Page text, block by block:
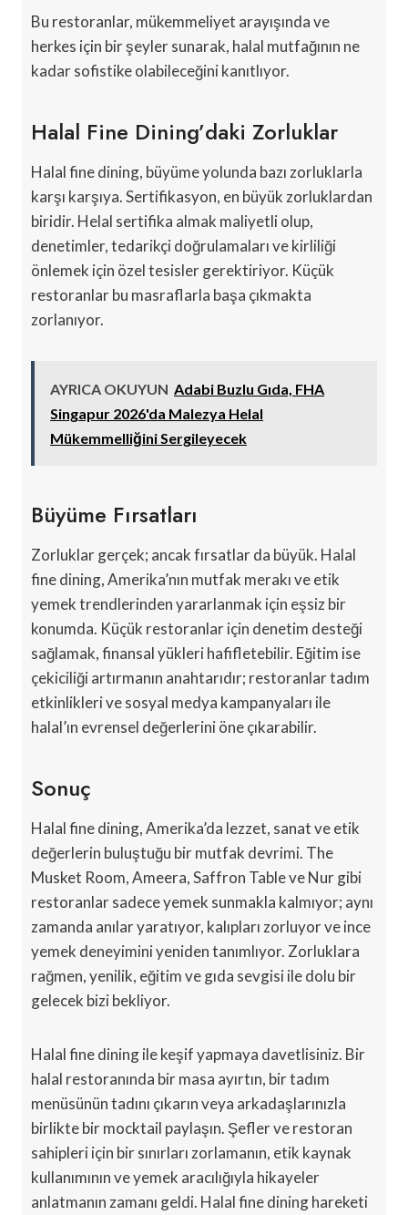
Bu restoranlar, mükemmeliyet arayışında ve
herkes için bir şeyler sunarak, halal mutfağının ne
kadar sofistike olabileceğini kanıtlıyor.
Halal Fine Dining’daki Zorluklar
Halal fine dining, büyüme yolunda bazı zorluklarla
karşı karşıya. Sertifikasyon, en büyük zorluklardan
biridir. Helal sertifika almak maliyetli olup,
denetimler, tedarikçi doğrulamaları ve kirliliği
önlemek için özel tesisler gerektiriyor. Küçük
restoranlar bu masraflarla başa çıkmakta
zorlanıyor.
AYRICA OKUYUN Adabi Buzlu Gıda, FHA
Singapur 2026'da Malezya Helal
Mükemmelliğini Sergileyecek
Büyüme Fırsatları
Zorluklar gerçek; ancak fırsatlar da büyük. Halal
fine dining, Amerika’nın mutfak merakı ve etik
yemek trendlerinden yararlanmak için eşsiz bir
konumda. Küçük restoranlar için denetim desteği
sağlamak, finansal yükleri hafifletebilir. Eğitim ise
çekiciliği artırmanın anahtarıdır; restoranlar tadım
etkinlikleri ve sosyal medya kampanyaları ile
halal’ın evrensel değerlerini öne çıkarabilir.
Sonuç
Halal fine dining, Amerika’da lezzet, sanat ve etik
değerlerin buluştuğu bir mutfak devrimi. The
Musket Room, Ameera, Saffron Table ve Nur gibi
restoranlar sadece yemek sunmakla kalmıyor; aynı
zamanda anılar yaratıyor, kalıpları zorluyor ve ince
yemek deneyimini yeniden tanımlıyor. Zorluklara
rağmen, yenilik, eğitim ve gıda sevgisi ile dolu bir
gelecek bizi bekliyor.
Halal fine dining ile keşif yapmaya davetlisiniz. Bir
halal restoranında bir masa ayırtın, bir tadım
menüsünün tadını çıkarın veya arkadaşlarınızla
birlikte bir mocktail paylaşın. Şefler ve restoran
sahipleri için bir sınırları zorlamanın, etik kaynak
kullanımının ve yemek aracılığıyla hikayeler
anlatmanın zamanı geldi. Halal fine dining hareketi